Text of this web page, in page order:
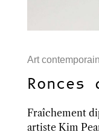
Art contemporain
Ronces
Fraîchement
artiste Kim